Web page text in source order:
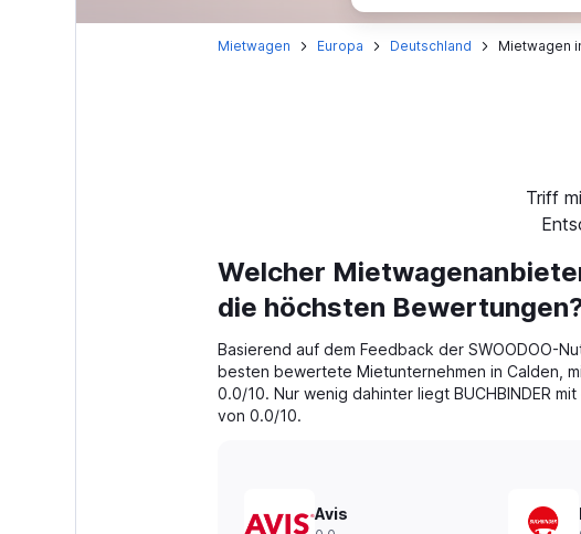
Mietwagen Europa Deutschland Mietwagen
Triff
Welcher
die höchsten
Basierend auf dem Feedback der SWOODOO-
besten bewertete Mietunternehmen in Calden,
0.0/10. Nur wenig dahinter liegt BUCHBINDER
von 0.0/10.
Avis